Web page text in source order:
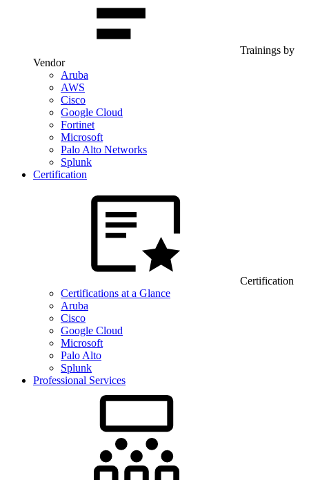
Trainings by
Vendor
Aruba
AWS
Cisco
Google Cloud
Fortinet
Microsoft
Palo Alto Networks
Splunk
Certification
Certification
Certifications at a Glance
Aruba
Cisco
Google Cloud
Microsoft
Palo Alto
Splunk
Professional Services